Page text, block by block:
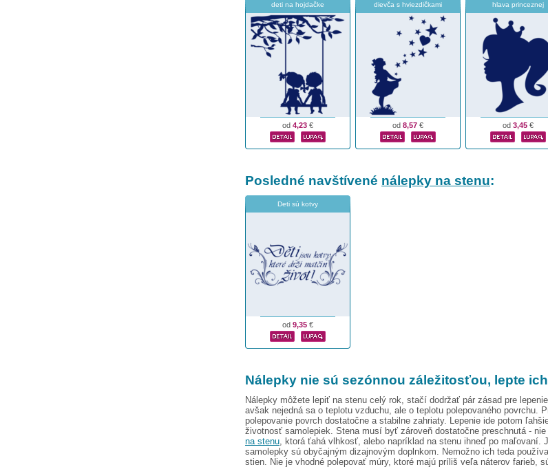
deti na hojdačke
od 4,23 €
dievča s hviezdičkami
od 8,57 €
hlava princeznej
od 3,45 €
Posledné navštívené nálepky na stenu:
Deti sú kotvy
od 9,35 €
Nálepky nie sú sezónnou záležitosťou, lepte
Nálepky môžete lepiť na stenu celý rok, stačí dodržať pár zásad pre
avšak nejedná sa o teplotu vzduchu, ale o teplotu polepovaného povrchu.
polepovanie povrch dostatočne a stabilne zahriaty. Lepenie ide potom
životnosť samolepiek. Stena musí byť zároveň dostatočne preschnutá -
na stenu, ktorá ťahá vlhkosť, alebo napríklad na stenu ihneď po maľovaní.
samolepky sú obyčajným dizajnovým doplnkom. Nemožno ich teda
stien. Nie je vhodné polepovať múry, ktoré majú príliš veľa náterov farieb,